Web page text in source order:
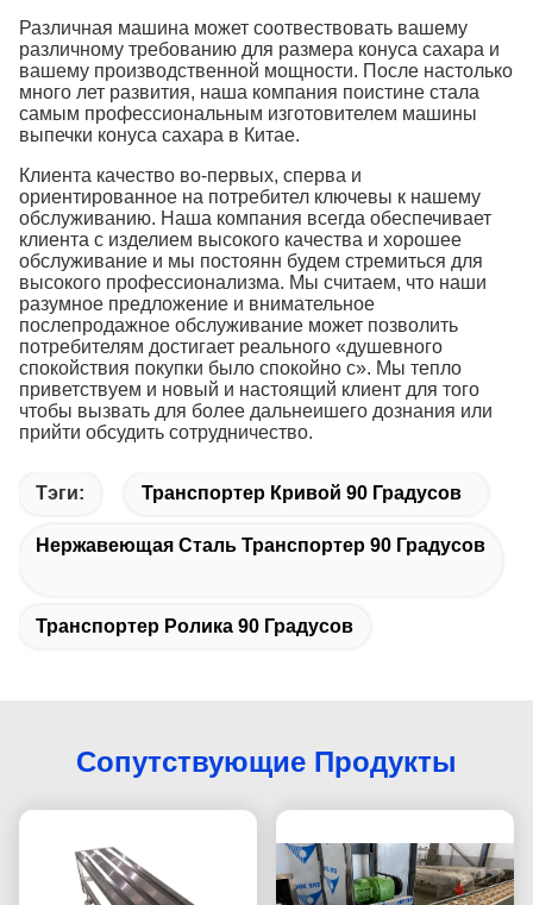
Различная машина может соотвествовать вашему
различному требованию для размера конуса сахара и
вашему производственной мощности. После настолько
много лет развития, наша компания поистине стала
самым профессиональным изготовителем машины
выпечки конуса сахара в Китае.
Клиента качество во-первых, сперва и
ориентированное на потребител ключевы к нашему
обслуживанию. Наша компания всегда обеспечивает
клиента с изделием высокого качества и хорошее
обслуживание и мы постоянн будем стремиться для
высокого профессионализма. Мы считаем, что наши
разумное предложение и внимательное
послепродажное обслуживание может позволить
потребителям достигает реального «душевного
спокойствия покупки было спокойно с». Мы тепло
приветствуем и новый и настоящий клиент для того
чтобы вызвать для более дальнеишего дознания или
прийти обсудить сотрудничество.
Тэги: Транспортер Кривой 90 Градусов
Нержавеющая Сталь Транспортер 90 Градусов
Транспортер Ролика 90 Градусов
Сопутствующие Продукты